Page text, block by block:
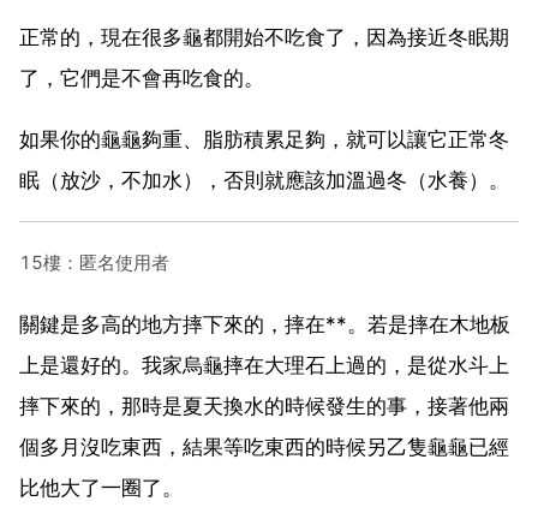
正常的，現在很多龜都開始不吃食了，因為接近冬眠期
了，它們是不會再吃食的。
如果你的龜龜夠重、脂肪積累足夠，就可以讓它正常冬
眠（放沙，不加水），否則就應該加溫過冬（水養）。
15樓：匿名使用者
關鍵是多高的地方摔下來的，摔在**。若是摔在木地板
上是還好的。我家烏龜摔在大理石上過的，是從水斗上
摔下來的，那時是夏天換水的時候發生的事，接著他兩
個多月沒吃東西，結果等吃東西的時候另乙隻龜龜已經
比他大了一圈了。